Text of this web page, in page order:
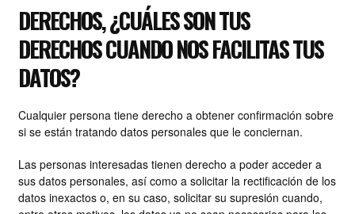
DERECHOS, ¿CUÁLES SON TUS
DERECHOS CUANDO NOS FACILITAS TUS
DATOS?
Cualquier persona tiene derecho a obtener confirmación sobre
si se están tratando datos personales que le conciernan.
Las personas interesadas tienen derecho a poder acceder a
sus datos personales, así como a solicitar la rectificación de los
datos inexactos o, en su caso, solicitar su supresión cuando,